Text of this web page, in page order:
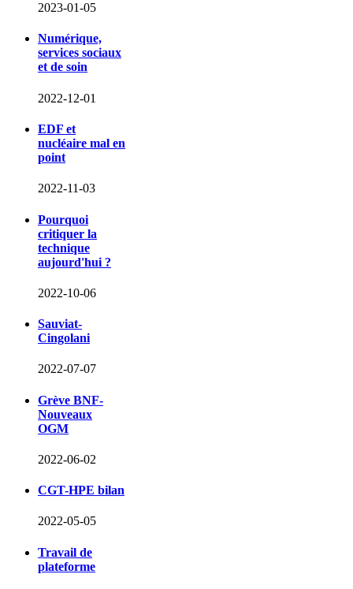
2023-01-05
Numérique,
services sociaux
et de soin
2022-12-01
EDF et
nucléaire mal en
point
2022-11-03
Pourquoi
critiquer la
technique
aujourd'hui ?
2022-10-06
Sauviat-
Cingolani
2022-07-07
Grève BNF-
Nouveaux
OGM
2022-06-02
CGT-HPE bilan
2022-05-05
Travail de
plateforme